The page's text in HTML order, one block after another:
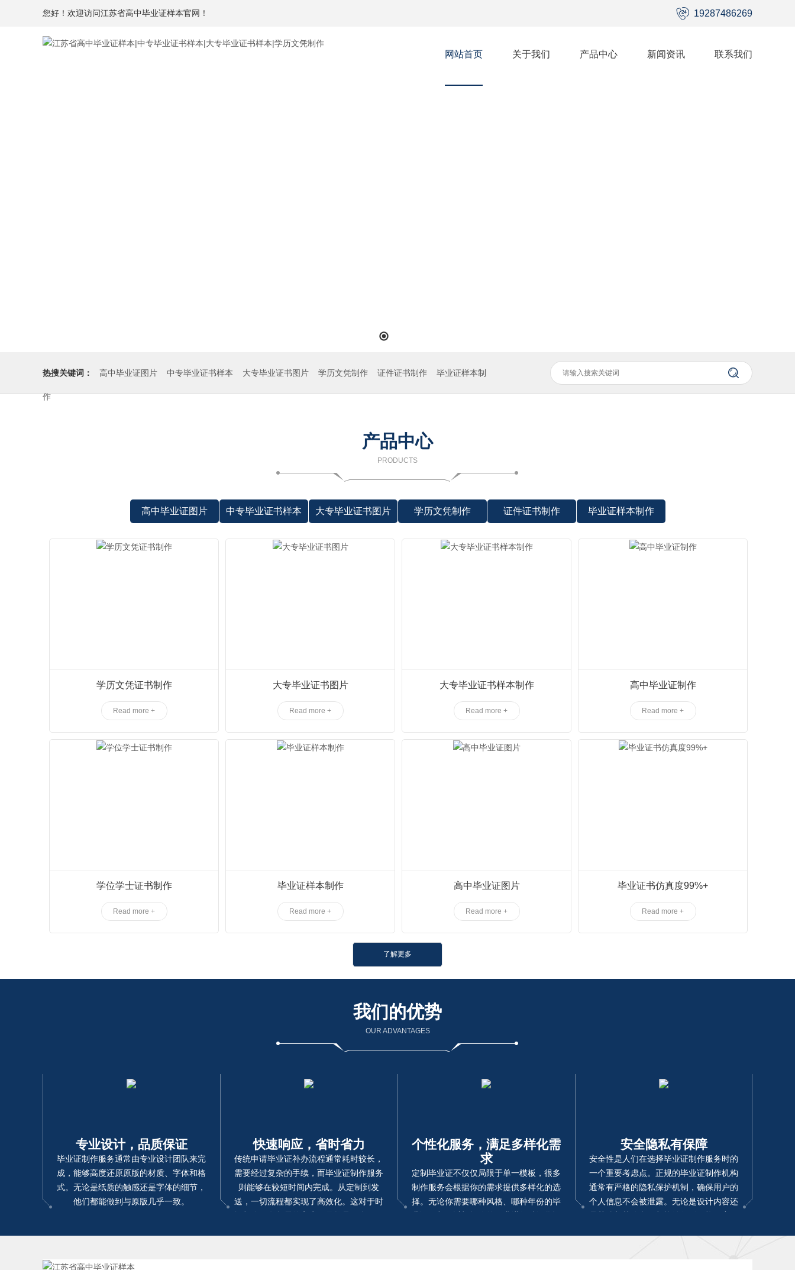
您好！欢迎访问江苏省高中毕业证样本官网！ 19287486269
网站首页 关于我们 产品中心 新闻资讯 联系我们
热搜关键词： 高中毕业证图片 中专毕业证书样本 大专毕业证书图片 学历文凭制作 证件证书制作 毕业证样本制
作
产品中心
PRODUCTS
高中毕业证图片 中专毕业证书样本 大专毕业证书图片 学历文凭制作 证件证书制作 毕业证样本制作
学历文凭证书制作
Read more +
大专毕业证书图片
Read more +
大专毕业证书样本制作
Read more +
高中毕业证制作
Read more +
学位学士证书制作
Read more +
毕业证样本制作
Read more +
高中毕业证图片
Read more +
毕业证书仿真度99%+
Read more +
了解更多
我们的优势
OUR ADVANTAGES
专业设计，品质保证
毕业证制作服务通常由专业设计团队来完
成，能够高度还原原版的材质、字体和格
式。无论是纸质的触感还是字体的细节，
他们都能做到与原版几乎一致。
快速响应，省时省力
传统申请毕业证补办流程通常耗时较长，
需要经过复杂的手续，而毕业证制作服务
则能够在较短时间内完成。从定制到发
送，一切流程都实现了高效化。这对于时
个性化服务，满足多样化需
求
定制毕业证不仅仅局限于单一模板，很多
制作服务会根据你的需求提供多样化的选
择。无论你需要哪种风格、哪种年份的毕
安全隐私有保障
安全性是人们在选择毕业证制作服务时的
一个重要考虑点。正规的毕业证制作机构
通常有严格的隐私保护机制，确保用户的
个人信息不会被泄露。无论是设计内容还